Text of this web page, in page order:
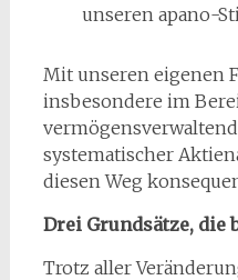
unseren apano-
Mit unseren eigenen
insbesondere im
systematischer
diesen Weg
Drei Grundsätze, die
Trotz aller